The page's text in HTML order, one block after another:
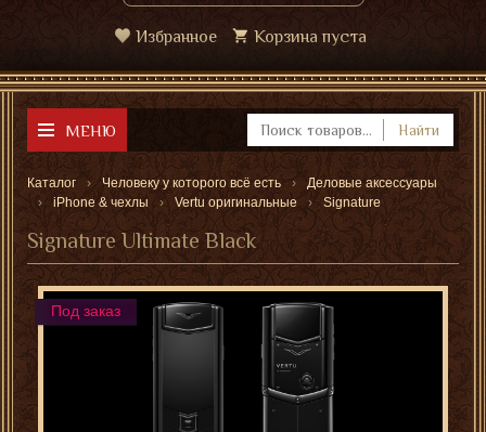
Избранное Корзина пуста
МЕНЮ Найти
Каталог Человеку у которого всё есть
Деловые аксессуары
iPhone & чехлы
Vertu оригинальные Signature
Signature Ultimate Black
Под заказ